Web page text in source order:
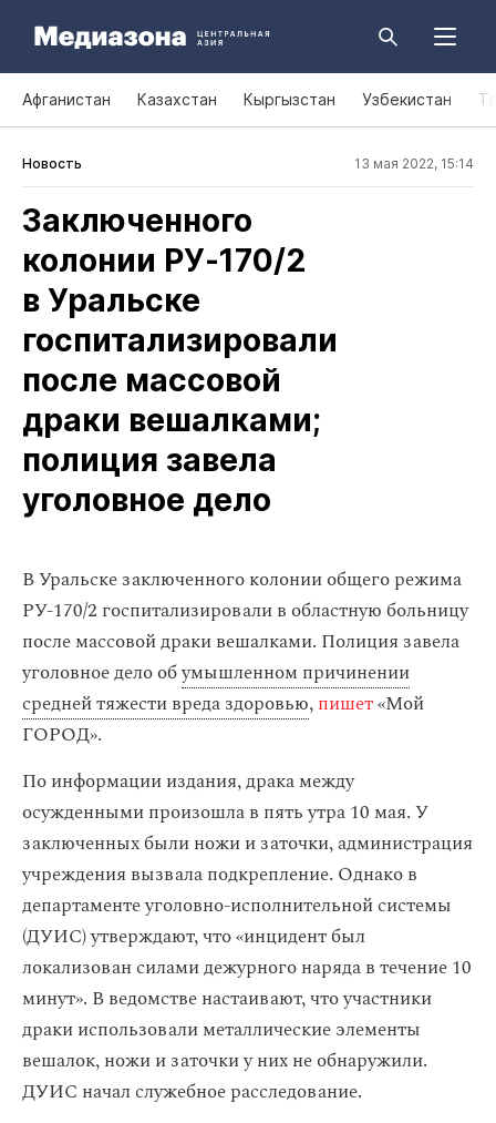
Афганистан Казахстан Кыргызстан Узбекистан
Новость 13 мая 2022, 15:14
Заключенного
колонии РУ‑170/2
в Уральске
госпитализировали
после массовой
драки вешалками;
полиция завела
уголовное дело
В Уральске заключенного колонии общего режима
РУ-170/2 госпитализировали в областную больницу
после массовой драки вешалками. Полиция завела
уголовное дело обумышленном причинении
средней тяжести вреда здоровью,пишет«Мой
ГОРОД».
По информации издания, драка между
осужденными произошла в пять утра 10 мая. У
заключенных были ножи и заточки, администрация
учреждения вызвала подкрепление. Однако в
департаменте уголовно-исполнительной системы
(ДУИС) утверждают, что «инцидент был
локализован силами дежурного наряда в течение 10
минут». В ведомстве настаивают, что участники
драки использовали металлические элементы
вешалок, ножи и заточки у них не обнаружили.
ДУИС начал служебное расследование.